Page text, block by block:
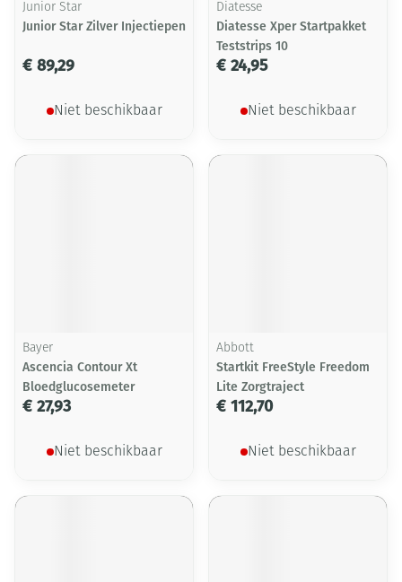
Junior Star
Junior Star Zilver Injectiepen
€ 89,29
Niet beschikbaar
Diatesse
Diatesse Xper Startpakket
Teststrips 10
€ 24,95
Niet beschikbaar
Bayer
Ascencia Contour Xt
Bloedglucosemeter
€ 27,93
Niet beschikbaar
Abbott
Startkit FreeStyle Freedom
Lite Zorgtraject
€ 112,70
Niet beschikbaar